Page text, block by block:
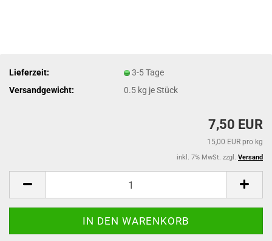
Lieferzeit:
3-5 Tage
Versandgewicht:
0.5 kg je Stück
7,50 EUR
15,00 EUR pro kg
inkl. 7% MwSt. zzgl. Versand